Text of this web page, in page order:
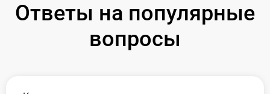
Ответы на популярные
вопросы